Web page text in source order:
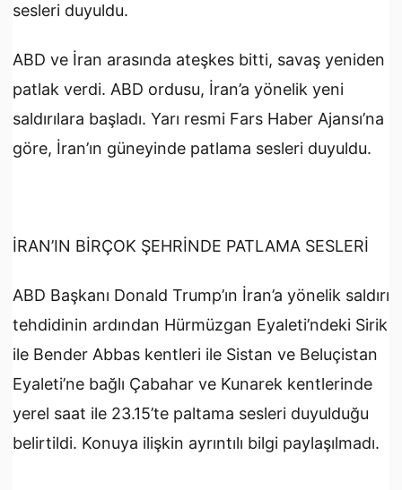
sesleri duyuldu.
ABD ve İran arasında ateşkes bitti, savaş yeniden
patlak verdi. ABD ordusu, İran’a yönelik yeni
saldırılara başladı. Yarı resmi Fars Haber Ajansı’na
göre, İran’ın güneyinde patlama sesleri duyuldu.
İRAN’IN BİRÇOK ŞEHRİNDE PATLAMA SESLERİ
ABD Başkanı Donald Trump’ın İran’a yönelik saldırı
tehdidinin ardından Hürmüzgan Eyaleti’ndeki Sirik
ile Bender Abbas kentleri ile Sistan ve Beluçistan
Eyaleti’ne bağlı Çabahar ve Kunarek kentlerinde
yerel saat ile 23.15’te paltama sesleri duyulduğu
belirtildi. Konuya ilişkin ayrıntılı bilgi paylaşılmadı.